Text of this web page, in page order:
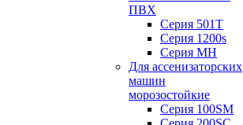
ПВХ
Серия 501T
Серия 1200s
Серия МН
Для ассенизаторских
машин
морозостойкие
Серия 100SM